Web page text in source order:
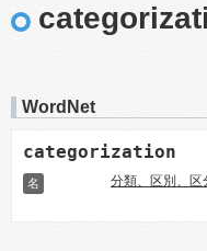
WordNet
categorization
名 分類、区別、区